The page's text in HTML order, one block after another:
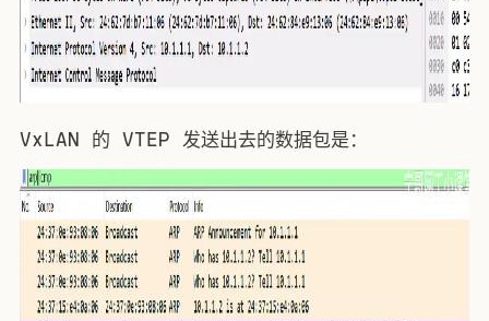
VxLAN 的 VTEP 发送出去的数据包是：